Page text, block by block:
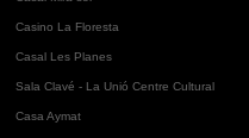
Casino La Floresta
Casal Les Planes
Sala Clavé - La Unió Centre Cultural
Casa Aymat